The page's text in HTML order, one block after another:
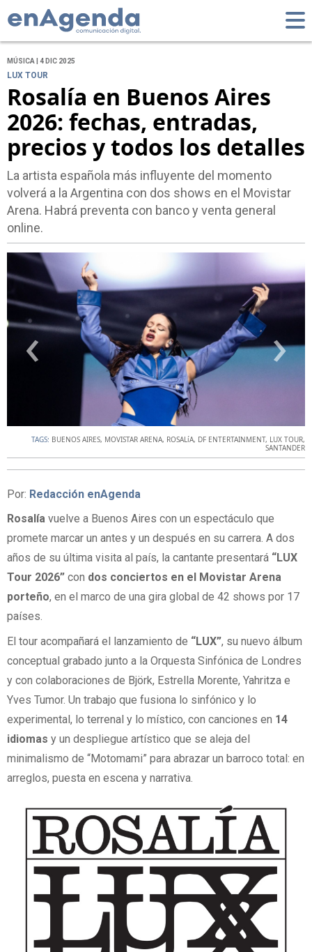
MÚSICA | 4 DIC 2025
LUX TOUR
Rosalía en Buenos Aires
2026: fechas, entradas,
precios y todos los detalles
La artista española más influyente del momento
volverá a la Argentina con dos shows en el Movistar
Arena. Habrá preventa con banco y venta general
online.
‹ ›
TAGS: BUENOS AIRES, MOVISTAR ARENA, ROSALíA, DF ENTERTAINMENT, LUX TOUR,
SANTANDER
Por: Redacción enAgenda
Rosalía vuelve a Buenos Aires con un espectáculo que
promete marcar un antes y un después en su carrera. A dos
años de su última visita al país, la cantante presentará “LUX
Tour 2026” con dos conciertos en el Movistar Arena
porteño, en el marco de una gira global de 42 shows por 17
países.
El tour acompañará el lanzamiento de “LUX”, su nuevo álbum
conceptual grabado junto a la Orquesta Sinfónica de Londres
y con colaboraciones de Björk, Estrella Morente, Yahritza e
Yves Tumor. Un trabajo que fusiona lo sinfónico y lo
experimental, lo terrenal y lo místico, con canciones en 14
idiomas y un despliegue artístico que se aleja del
minimalismo de “Motomami” para abrazar un barroco total: en
arreglos, puesta en escena y narrativa.